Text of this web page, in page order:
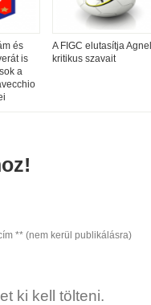
és
is
a
A FIGC elutasítja
kritikus szavait
** (nem kerül publikálásra)
ki kell tölteni.